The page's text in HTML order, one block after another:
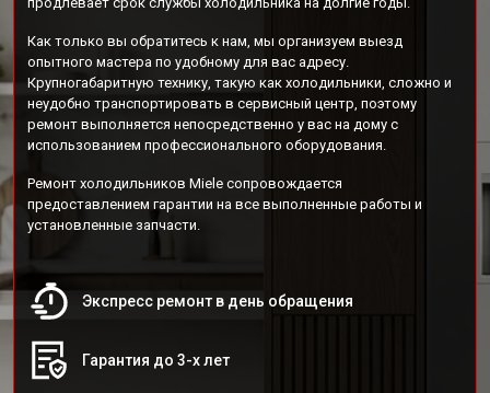
Как только вы обратитесь к нам, мы организуем выезд
опытного мастера по удобному для вас адресу.
Крупногабаритную технику, такую как холодильники, сложно и
неудобно транспортировать в сервисный центр, поэтому
ремонт выполняется непосредственно у вас на дому с
использованием профессионального оборудования.
Ремонт холодильников Miele сопровождается
предоставлением гарантии на все выполненные работы и
установленные запчасти.
Экспресс ремонт в день обращения
Гарантия до 3-х лет